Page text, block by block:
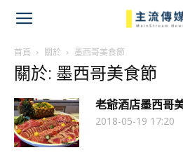
首頁 關於 墨西哥美食節
關於: 墨西哥美食節
老爺酒店墨西哥
2018-05-19 17:20